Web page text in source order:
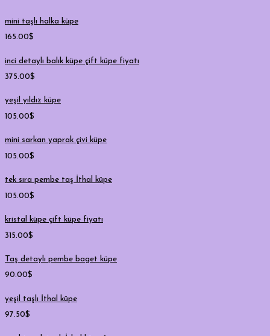
mini taşlı halka küpe
165.00$
inci detaylı balık küpe çift küpe fiyatı
375.00$
yeşil yıldız küpe
105.00$
mini sarkan yaprak çivi küpe
105.00$
tek sıra pembe taş İthal küpe
105.00$
kristal küpe çift küpe fiyatı
315.00$
Taş detaylı pembe baget küpe
90.00$
yeşil taşlı İthal küpe
97.50$